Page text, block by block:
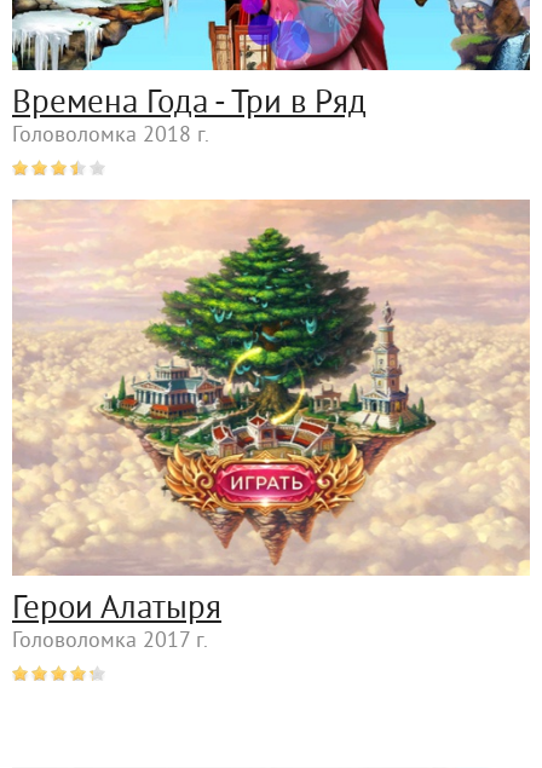
Времена Года - Три в Ряд
Головоломка 2018 г.
Герои Алатыря
Головоломка 2017 г.